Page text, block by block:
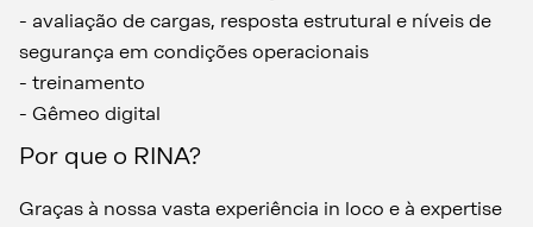
- avaliação de cargas, resposta estrutural e níveis de
segurança em condições operacionais
- treinamento
- Gêmeo digital
Por que o RINA?
Graças à nossa vasta experiência in loco e à expertise